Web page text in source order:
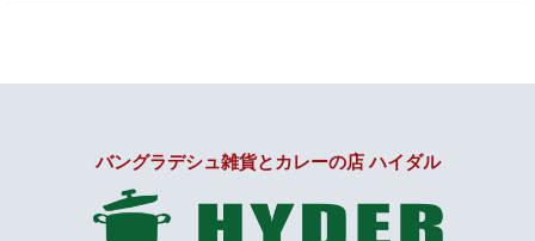
バングラデシュ雑貨とカレーの店 ハイダル